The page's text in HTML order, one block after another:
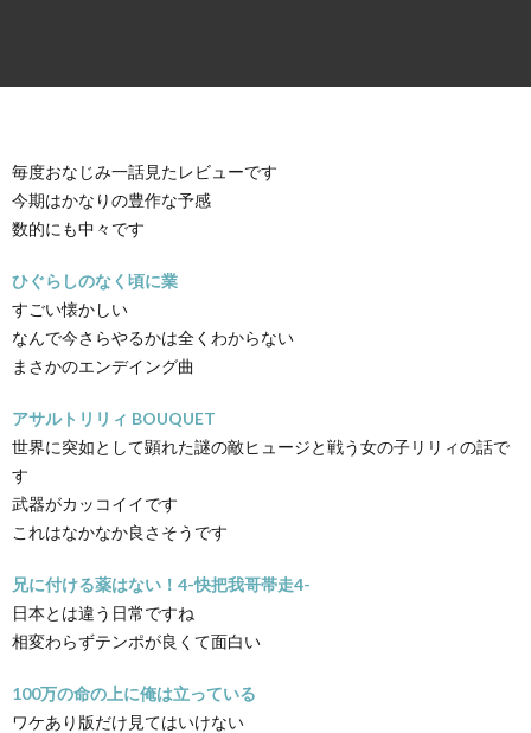
毎度おなじみ一話見たレビューです
今期はかなりの豊作な予感
数的にも中々です
ひぐらしのなく頃に業
すごい懐かしい
なんで今さらやるかは全くわからない
まさかのエンデイング曲
アサルトリリィ BOUQUET
世界に突如として顕れた謎の敵ヒュージと戦う女の子リリィの話で
す
武器がカッコイイです
これはなかなか良さそうです
兄に付ける薬はない！4-快把我哥帯走4-
日本とは違う日常ですね
相変わらずテンポが良くて面白い
100万の命の上に俺は立っている
ワケあり版だけ見てはいけない